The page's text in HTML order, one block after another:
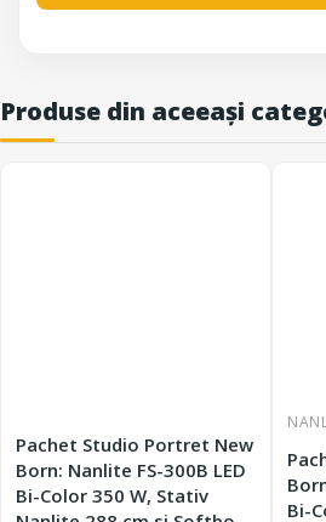
Produse din aceeași
Pachet Studio Portret New
Born: Nanlite FS-300B LED
Bi-Color 350 W, Stativ
Bi-